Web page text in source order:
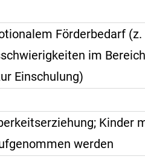
Förderbedarf (z.
im
Einschulung)
Kinder
werden